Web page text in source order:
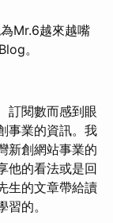
Mr.6越來越嘴
。
訂閱數而感到眼
事業的資訊。我
新創網站事業的
他的看法或是回
生的文章帶給讀
的。